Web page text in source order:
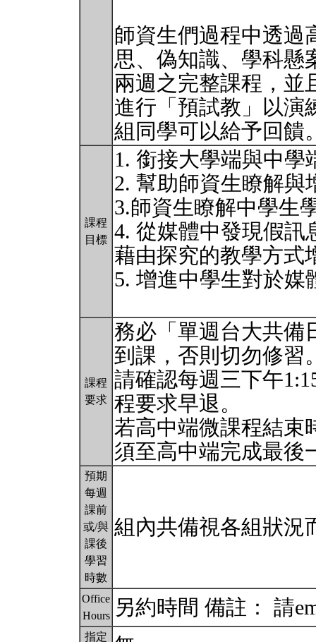
師資生們過程中透過
思、偽知識、學科懸
兩週之完整課程，並
進行「預試教」以演
組同學可以給予回饋
課程
目標
1. 銜接大學端與中學
2. 幫助師資生瞭解與
3.師資生瞭解中學生
4. 從媒體中發現假訊
藉由探究的教學方式
5. 增進中學生對於媒
課程
要求
務必「單週台大共備
到課，否則切勿修習
請確認每週三下午
程要求早退。
若高中端微課程結束
須至高中端完成最後
預期
每週
課前
或/與
課後
學習
時數
組內共備視各組狀況
Office
Hours
另約時間 備註： 請
指定